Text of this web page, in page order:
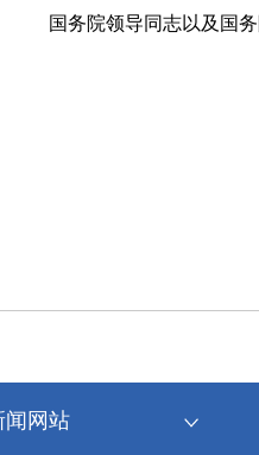
国务院领导同志以及国
闻网站